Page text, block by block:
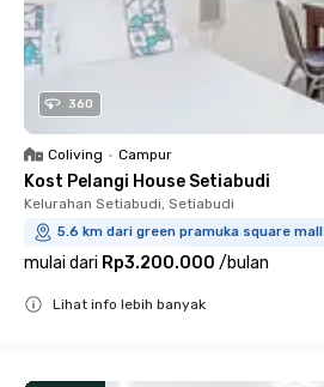
360
Coliving • Campur
Kost Pelangi House Setiabudi
Kelurahan Setiabudi, Setiabudi
5.6 km dari green pramuka square mall
mulai dari Rp3.200.000 /bulan
Lihat info lebih banyak